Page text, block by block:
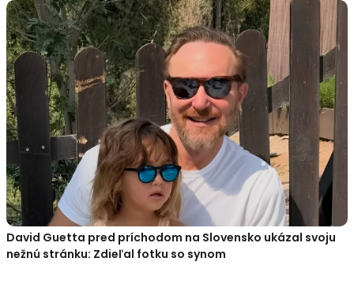
David Guetta pred príchodom na Slovensko ukázal svoju
nežnú stránku: Zdieľal fotku so synom